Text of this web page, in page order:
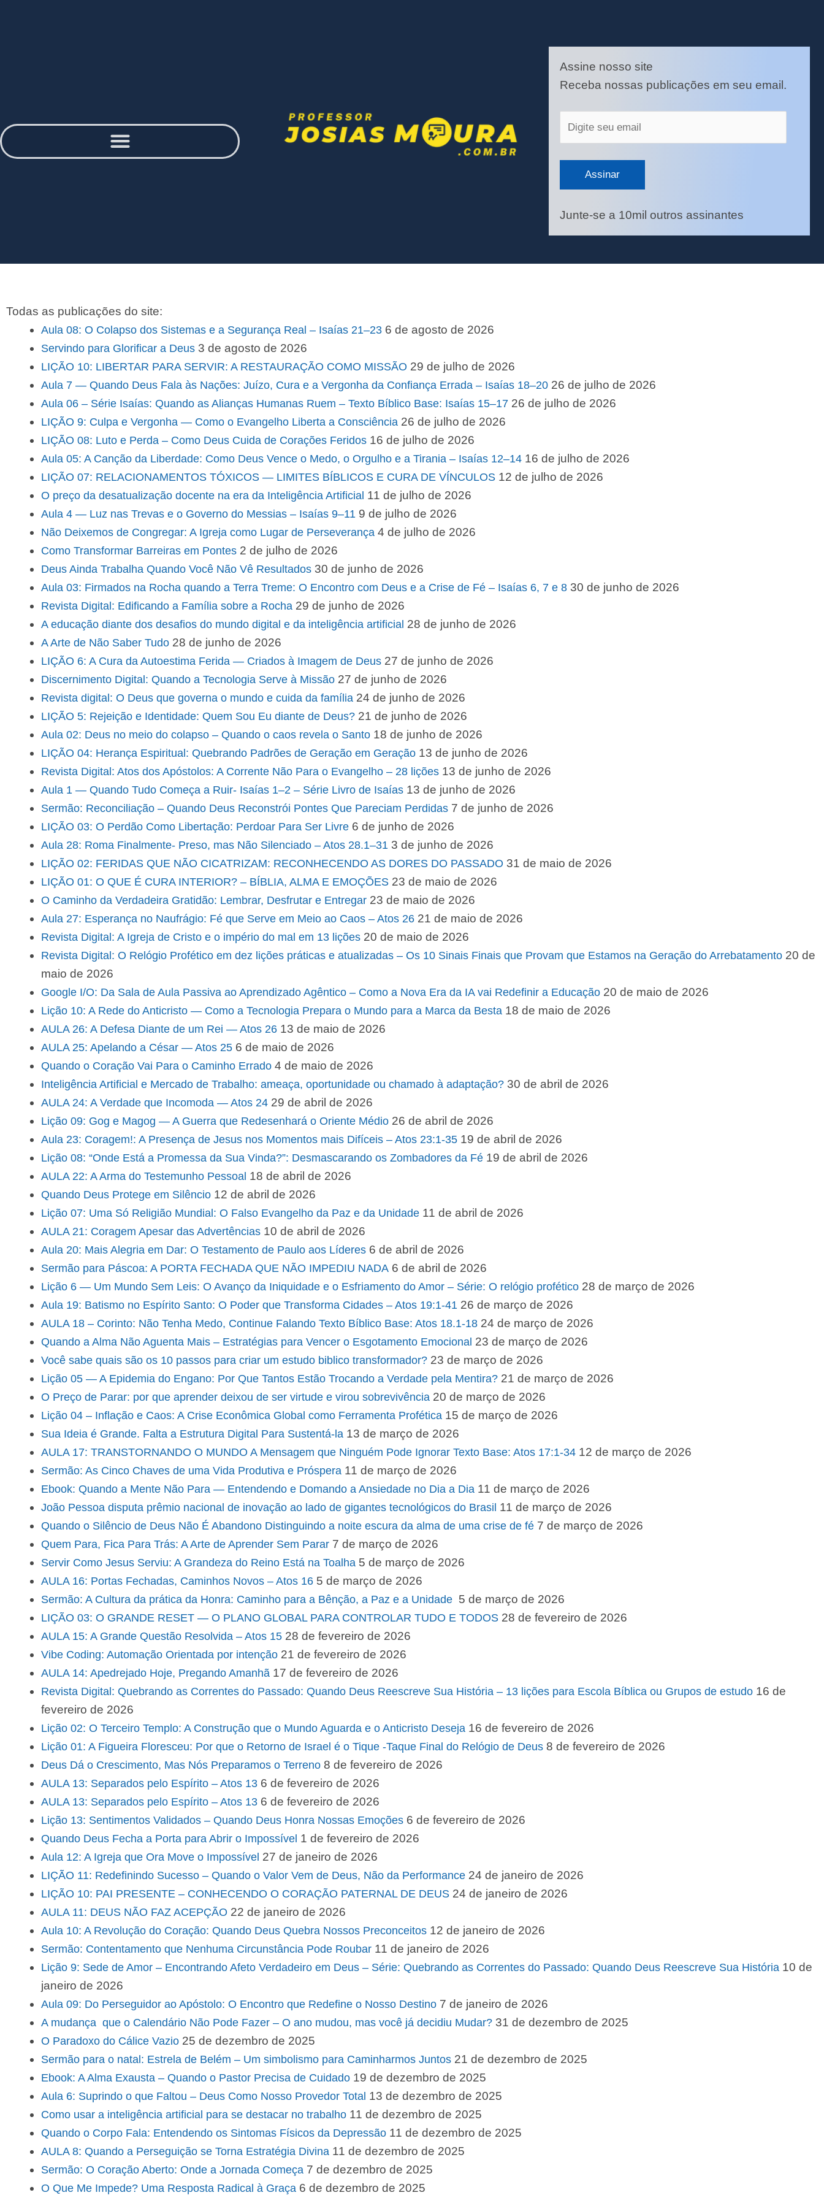
Assine nosso site
Receba nossas publicações em seu email.
seu
email
Assinar
Junte-se a 10mil outros assinantes
Todas as publicações do site:
Aula 08: O Colapso dos Sistemas e a Segurança Real – Isaías 21–23 6 de agosto de 2026
Servindo para Glorificar a Deus 3 de agosto de 2026
LIÇÃO 10: LIBERTAR PARA SERVIR: A RESTAURAÇÃO COMO MISSÃO 29 de julho de 2026
Aula 7 — Quando Deus Fala às Nações: Juízo, Cura e a Vergonha da Confiança Errada – Isaías 18–20 26 de julho de 2026
Aula 06 – Série Isaías: Quando as Alianças Humanas Ruem – Texto Bíblico Base: Isaías 15–17 26 de julho de 2026
LIÇÃO 9: Culpa e Vergonha — Como o Evangelho Liberta a Consciência 26 de julho de 2026
LIÇÃO 08: Luto e Perda – Como Deus Cuida de Corações Feridos 16 de julho de 2026
Aula 05: A Canção da Liberdade: Como Deus Vence o Medo, o Orgulho e a Tirania – Isaías 12–14 16 de julho de 2026
LIÇÃO 07: RELACIONAMENTOS TÓXICOS — LIMITES BÍBLICOS E CURA DE VÍNCULOS 12 de julho de 2026
O preço da desatualização docente na era da Inteligência Artificial 11 de julho de 2026
Aula 4 — Luz nas Trevas e o Governo do Messias – Isaías 9–11 9 de julho de 2026
Não Deixemos de Congregar: A Igreja como Lugar de Perseverança 4 de julho de 2026
Como Transformar Barreiras em Pontes 2 de julho de 2026
Deus Ainda Trabalha Quando Você Não Vê Resultados 30 de junho de 2026
Aula 03: Firmados na Rocha quando a Terra Treme: O Encontro com Deus e a Crise de Fé – Isaías 6, 7 e 8 30 de junho de 2026
Revista Digital: Edificando a Família sobre a Rocha 29 de junho de 2026
A educação diante dos desafios do mundo digital e da inteligência artificial 28 de junho de 2026
A Arte de Não Saber Tudo 28 de junho de 2026
LIÇÃO 6: A Cura da Autoestima Ferida — Criados à Imagem de Deus 27 de junho de 2026
Discernimento Digital: Quando a Tecnologia Serve à Missão 27 de junho de 2026
Revista digital: O Deus que governa o mundo e cuida da família 24 de junho de 2026
LIÇÃO 5: Rejeição e Identidade: Quem Sou Eu diante de Deus? 21 de junho de 2026
Aula 02: Deus no meio do colapso – Quando o caos revela o Santo 18 de junho de 2026
LIÇÃO 04: Herança Espiritual: Quebrando Padrões de Geração em Geração 13 de junho de 2026
Revista Digital: Atos dos Apóstolos: A Corrente Não Para o Evangelho – 28 lições 13 de junho de 2026
Aula 1 — Quando Tudo Começa a Ruir- Isaías 1–2 – Série Livro de Isaías 13 de junho de 2026
Sermão: Reconciliação – Quando Deus Reconstrói Pontes Que Pareciam Perdidas 7 de junho de 2026
LIÇÃO 03: O Perdão Como Libertação: Perdoar Para Ser Livre 6 de junho de 2026
Aula 28: Roma Finalmente- Preso, mas Não Silenciado – Atos 28.1–31 3 de junho de 2026
LIÇÃO 02: FERIDAS QUE NÃO CICATRIZAM: RECONHECENDO AS DORES DO PASSADO 31 de maio de 2026
LIÇÃO 01: O QUE É CURA INTERIOR? – BÍBLIA, ALMA E EMOÇÕES 23 de maio de 2026
O Caminho da Verdadeira Gratidão: Lembrar, Desfrutar e Entregar 23 de maio de 2026
Aula 27: Esperança no Naufrágio: Fé que Serve em Meio ao Caos – Atos 26 21 de maio de 2026
Revista Digital: A Igreja de Cristo e o império do mal em 13 lições 20 de maio de 2026
Revista Digital: O Relógio Profético em dez lições práticas e atualizadas – Os 10 Sinais Finais que Provam que Estamos na Geração do Arrebatamento 20 de
maio de 2026
Google I/O: Da Sala de Aula Passiva ao Aprendizado Agêntico – Como a Nova Era da IA vai Redefinir a Educação 20 de maio de 2026
Lição 10: A Rede do Anticristo — Como a Tecnologia Prepara o Mundo para a Marca da Besta 18 de maio de 2026
AULA 26: A Defesa Diante de um Rei — Atos 26 13 de maio de 2026
AULA 25: Apelando a César — Atos 25 6 de maio de 2026
Quando o Coração Vai Para o Caminho Errado 4 de maio de 2026
Inteligência Artificial e Mercado de Trabalho: ameaça, oportunidade ou chamado à adaptação? 30 de abril de 2026
AULA 24: A Verdade que Incomoda — Atos 24 29 de abril de 2026
Lição 09: Gog e Magog — A Guerra que Redesenhará o Oriente Médio 26 de abril de 2026
Aula 23: Coragem!: A Presença de Jesus nos Momentos mais Difíceis – Atos 23:1-35 19 de abril de 2026
Lição 08: “Onde Está a Promessa da Sua Vinda?”: Desmascarando os Zombadores da Fé 19 de abril de 2026
AULA 22: A Arma do Testemunho Pessoal 18 de abril de 2026
Quando Deus Protege em Silêncio 12 de abril de 2026
Lição 07: Uma Só Religião Mundial: O Falso Evangelho da Paz e da Unidade 11 de abril de 2026
AULA 21: Coragem Apesar das Advertências 10 de abril de 2026
Aula 20: Mais Alegria em Dar: O Testamento de Paulo aos Líderes 6 de abril de 2026
Sermão para Páscoa: A PORTA FECHADA QUE NÃO IMPEDIU NADA 6 de abril de 2026
Lição 6 — Um Mundo Sem Leis: O Avanço da Iniquidade e o Esfriamento do Amor – Série: O relógio profético 28 de março de 2026
Aula 19: Batismo no Espírito Santo: O Poder que Transforma Cidades – Atos 19:1-41 26 de março de 2026
AULA 18 – Corinto: Não Tenha Medo, Continue Falando Texto Bíblico Base: Atos 18.1-18 24 de março de 2026
Quando a Alma Não Aguenta Mais – Estratégias para Vencer o Esgotamento Emocional 23 de março de 2026
Você sabe quais são os 10 passos para criar um estudo biblico transformador? 23 de março de 2026
Lição 05 — A Epidemia do Engano: Por Que Tantos Estão Trocando a Verdade pela Mentira? 21 de março de 2026
O Preço de Parar: por que aprender deixou de ser virtude e virou sobrevivência 20 de março de 2026
Lição 04 – Inflação e Caos: A Crise Econômica Global como Ferramenta Profética 15 de março de 2026
Sua Ideia é Grande. Falta a Estrutura Digital Para Sustentá-la 13 de março de 2026
AULA 17: TRANSTORNANDO O MUNDO A Mensagem que Ninguém Pode Ignorar Texto Base: Atos 17:1-34 12 de março de 2026
Sermão: As Cinco Chaves de uma Vida Produtiva e Próspera 11 de março de 2026
Ebook: Quando a Mente Não Para — Entendendo e Domando a Ansiedade no Dia a Dia 11 de março de 2026
João Pessoa disputa prêmio nacional de inovação ao lado de gigantes tecnológicos do Brasil 11 de março de 2026
Quando o Silêncio de Deus Não É Abandono Distinguindo a noite escura da alma de uma crise de fé 7 de março de 2026
Quem Para, Fica Para Trás: A Arte de Aprender Sem Parar 7 de março de 2026
Servir Como Jesus Serviu: A Grandeza do Reino Está na Toalha 5 de março de 2026
AULA 16: Portas Fechadas, Caminhos Novos – Atos 16 5 de março de 2026
Sermão: A Cultura da prática da Honra: Caminho para a Bênção, a Paz e a Unidade 5 de março de 2026
LIÇÃO 03: O GRANDE RESET — O PLANO GLOBAL PARA CONTROLAR TUDO E TODOS 28 de fevereiro de 2026
AULA 15: A Grande Questão Resolvida – Atos 15 28 de fevereiro de 2026
Vibe Coding: Automação Orientada por intenção 21 de fevereiro de 2026
AULA 14: Apedrejado Hoje, Pregando Amanhã 17 de fevereiro de 2026
Revista Digital: Quebrando as Correntes do Passado: Quando Deus Reescreve Sua História – 13 lições para Escola Bíblica ou Grupos de estudo 16 de
fevereiro de 2026
Lição 02: O Terceiro Templo: A Construção que o Mundo Aguarda e o Anticristo Deseja 16 de fevereiro de 2026
Lição 01: A Figueira Floresceu: Por que o Retorno de Israel é o Tique -Taque Final do Relógio de Deus 8 de fevereiro de 2026
Deus Dá o Crescimento, Mas Nós Preparamos o Terreno 8 de fevereiro de 2026
AULA 13: Separados pelo Espírito – Atos 13 6 de fevereiro de 2026
AULA 13: Separados pelo Espírito – Atos 13 6 de fevereiro de 2026
Lição 13: Sentimentos Validados – Quando Deus Honra Nossas Emoções 6 de fevereiro de 2026
Quando Deus Fecha a Porta para Abrir o Impossível 1 de fevereiro de 2026
Aula 12: A Igreja que Ora Move o Impossível 27 de janeiro de 2026
LIÇÃO 11: Redefinindo Sucesso – Quando o Valor Vem de Deus, Não da Performance 24 de janeiro de 2026
LIÇÃO 10: PAI PRESENTE – CONHECENDO O CORAÇÃO PATERNAL DE DEUS 24 de janeiro de 2026
AULA 11: DEUS NÃO FAZ ACEPÇÃO 22 de janeiro de 2026
Aula 10: A Revolução do Coração: Quando Deus Quebra Nossos Preconceitos 12 de janeiro de 2026
Sermão: Contentamento que Nenhuma Circunstância Pode Roubar 11 de janeiro de 2026
Lição 9: Sede de Amor – Encontrando Afeto Verdadeiro em Deus – Série: Quebrando as Correntes do Passado: Quando Deus Reescreve Sua História 10 de
janeiro de 2026
Aula 09: Do Perseguidor ao Apóstolo: O Encontro que Redefine o Nosso Destino 7 de janeiro de 2026
A mudança que o Calendário Não Pode Fazer – O ano mudou, mas você já decidiu Mudar? 31 de dezembro de 2025
O Paradoxo do Cálice Vazio 25 de dezembro de 2025
Sermão para o natal: Estrela de Belém – Um simbolismo para Caminharmos Juntos 21 de dezembro de 2025
Ebook: A Alma Exausta – Quando o Pastor Precisa de Cuidado 19 de dezembro de 2025
Aula 6: Suprindo o que Faltou – Deus Como Nosso Provedor Total 13 de dezembro de 2025
Como usar a inteligência artificial para se destacar no trabalho 11 de dezembro de 2025
Quando o Corpo Fala: Entendendo os Sintomas Físicos da Depressão 11 de dezembro de 2025
AULA 8: Quando a Perseguição se Torna Estratégia Divina 11 de dezembro de 2025
Sermão: O Coração Aberto: Onde a Jornada Começa 7 de dezembro de 2025
O Que Me Impede? Uma Resposta Radical à Graça 6 de dezembro de 2025